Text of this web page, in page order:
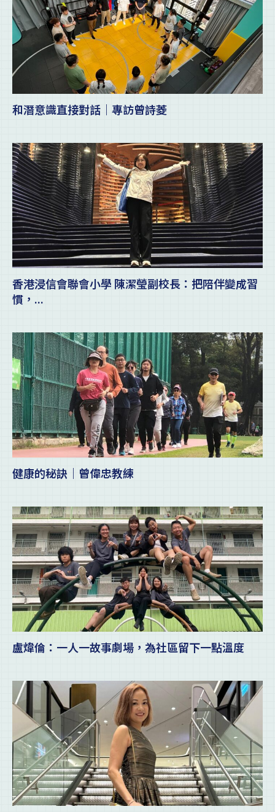
和潛意識直接對話｜專訪曾詩菱
香港浸信會聯會小學 陳潔瑩副校長：把陪伴變成習
慣，...
健康的秘訣｜曾偉忠教練
盧煒倫：一人一故事劇場，為社區留下一點溫度